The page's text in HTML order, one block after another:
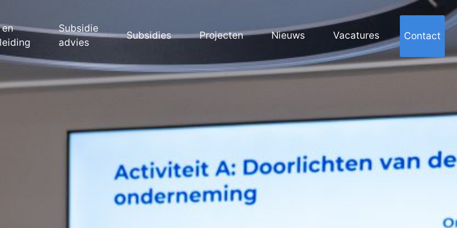
Subsidie
advies
Subsidies Projecten Nieuws Vacatures Contact